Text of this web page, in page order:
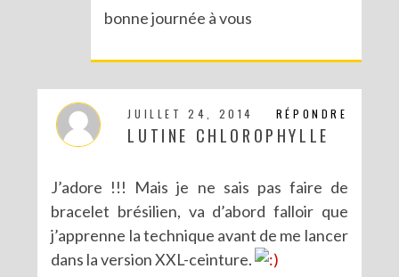
bonne journée à vous
RÉPONDRE
JUILLET 24, 2014
LUTINE CHLOROPHYLLE
J’adore !!! Mais je ne sais pas faire de
bracelet brésilien, va d’abord falloir que
j’apprenne la technique avant de me lancer
dans la version XXL-ceinture.